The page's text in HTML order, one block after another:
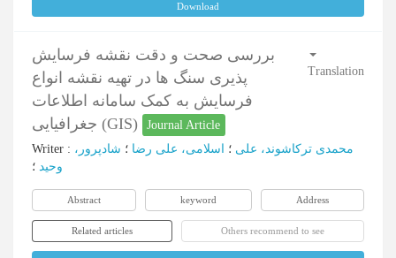
Download
بررسی صحت و دقت نقشه فرسایش
پذیری سنگ ها در تهیه نقشه انواع
فرسایش به کمک سامانه اطلاعات
جغرافیایی (GIS)
Journal Article
Translation
Writer : محمدی ترکاشوند، علی ؛ اسلامی، علی رضا ؛ شادپرور،
وحید ؛
Abstract keyword Address
Related articles Others recommend to see